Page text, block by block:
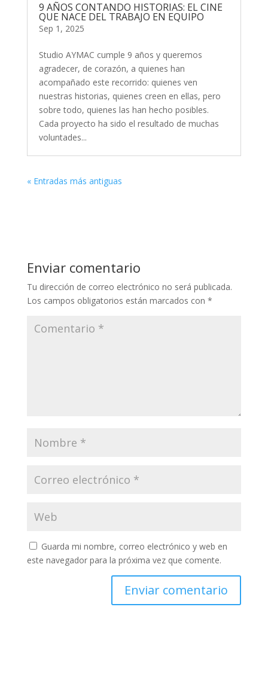
9 AÑOS CONTANDO HISTORIAS: EL CINE
QUE NACE DEL TRABAJO EN EQUIPO
Sep 1, 2025
Studio AYMAC cumple 9 años y queremos
agradecer, de corazón, a quienes han
acompañado este recorrido: quienes ven
nuestras historias, quienes creen en ellas, pero
sobre todo, quienes las han hecho posibles.
Cada proyecto ha sido el resultado de muchas
voluntades...
« Entradas más antiguas
Enviar comentario
Tu dirección de correo electrónico no será publicada.
Los campos obligatorios están marcados con *
Guarda mi nombre, correo electrónico y web en
este navegador para la próxima vez que comente.